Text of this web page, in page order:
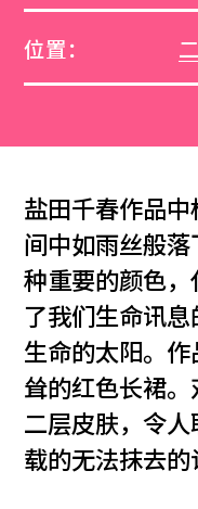
位置：
盐田千春作品
间中如雨丝般
种重要的颜色
了我们生命讯
生命的太阳。
耸的红色长裙
二层皮肤，令
载的无法抹去的